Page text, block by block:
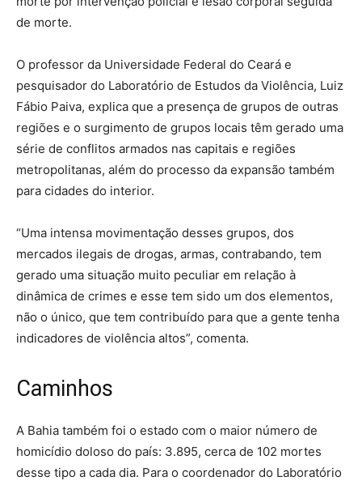
de morte.
O professor da Universidade Federal do Ceará e
pesquisador do Laboratório de Estudos da Violência, Luiz
Fábio Paiva, explica que a presença de grupos de outras
regiões e o surgimento de grupos locais têm gerado uma
série de conflitos armados nas capitais e regiões
metropolitanas, além do processo da expansão também
para cidades do interior.
“Uma intensa movimentação desses grupos, dos
mercados ilegais de drogas, armas, contrabando, tem
gerado uma situação muito peculiar em relação à
dinâmica de crimes e esse tem sido um dos elementos,
não o único, que tem contribuído para que a gente tenha
indicadores de violência altos”, comenta.
Caminhos
A Bahia também foi o estado com o maior número de
homicídio doloso do país: 3.895, cerca de 102 mortes
desse tipo a cada dia. Para o coordenador do Laboratório